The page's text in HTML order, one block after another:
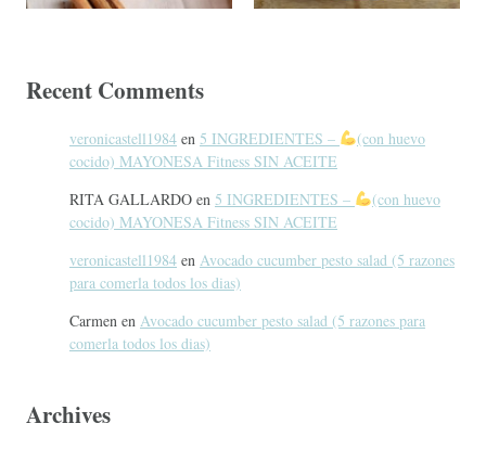
Recent Comments
veronicastell1984 en 5 INGREDIENTES –
(con huevo
cocido) MAYONESA Fitness SIN ACEITE
RITA GALLARDO en 5 INGREDIENTES –
(con huevo
cocido) MAYONESA Fitness SIN ACEITE
veronicastell1984 en Avocado cucumber pesto salad (5 razones
para comerla todos los dias)
Carmen en Avocado cucumber pesto salad (5 razones para
comerla todos los dias)
Archives